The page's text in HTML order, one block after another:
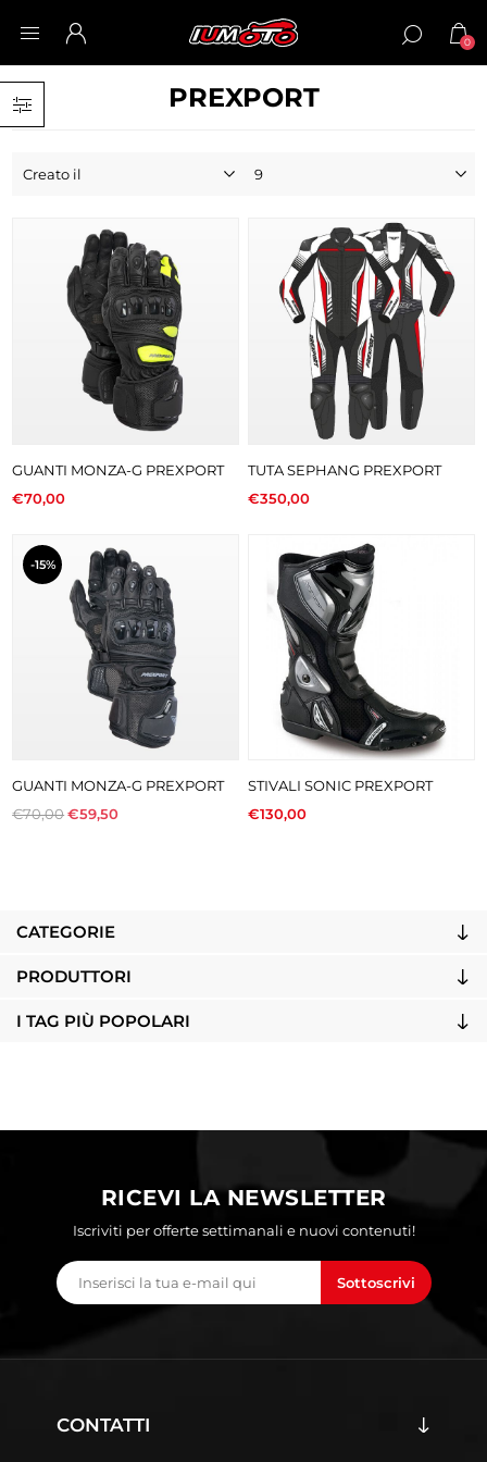
0
CATEGORIE
PRODUTTORI
I TAG PIÙ POPOLARI
PREXPORT
GUANTI MONZA-G PREXPORT
€70,00
TUTA SEPHANG PREXPORT
€350,00
-15%
GUANTI MONZA-G PREXPORT
€70,00€59,50
STIVALI SONIC PREXPORT
€130,00
RICEVI LA NEWSLETTER
Iscriviti per offerte settimanali e nuovi contenuti!
Sottoscrivi
CONTATTI